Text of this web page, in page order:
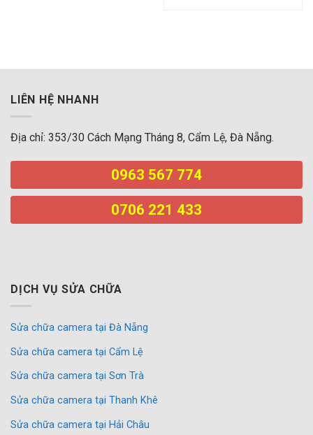
LIÊN HỆ NHANH
Địa chỉ: 353/30 Cách Mạng Tháng 8, Cẩm Lệ, Đà Nẵng.
0963 567 774
0706 221 433
DỊCH VỤ SỬA CHỮA
Sửa chữa camera tại Đà Nẵng
Sửa chữa camera tại Cẩm Lệ
Sửa chữa camera tại Sơn Trà
Sửa chữa camera tại Thanh Khê
Sửa chữa camera tại Hải Châu